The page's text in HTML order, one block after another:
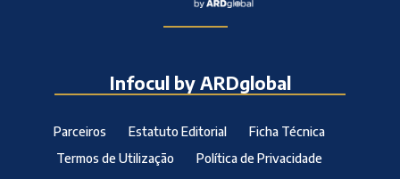
Infocul by ARDglobal
Parceiros Estatuto Editorial
Ficha Técnica
Termos de Utilização
Política de Privacidade